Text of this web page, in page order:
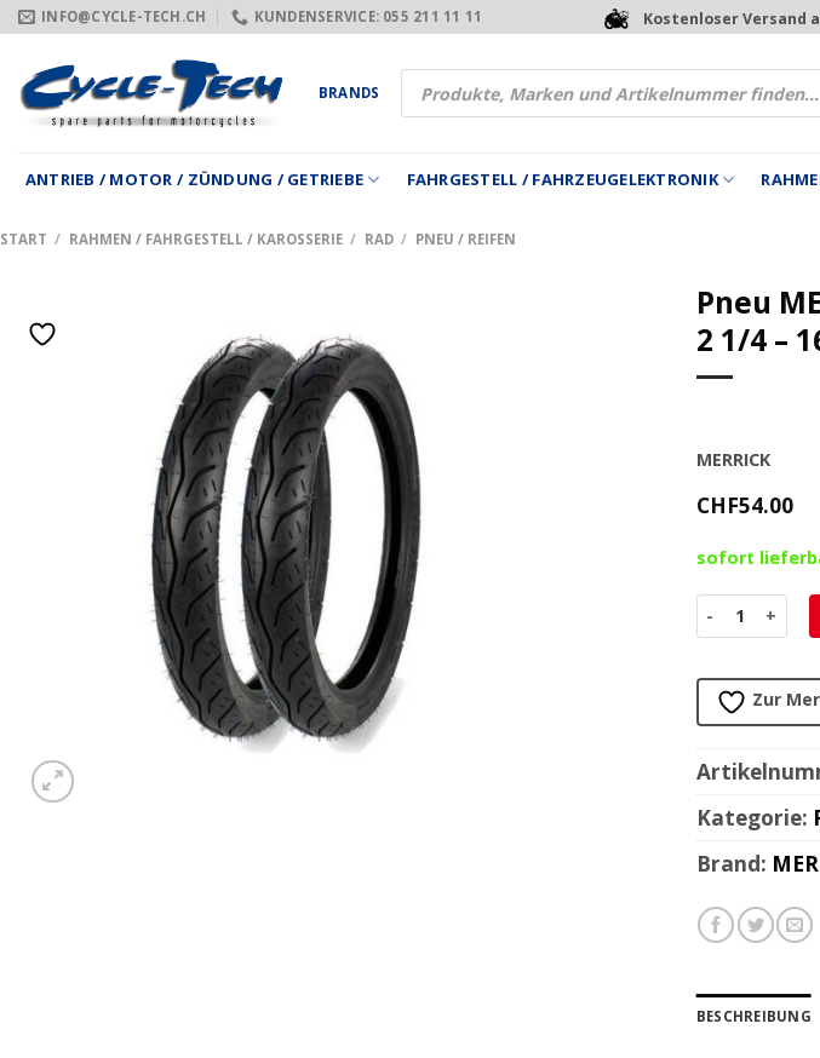
Zum
Inhalt
springen
INFO@CYCLE-TECH.CH KUNDENSERVICE: 055 211 11 11 Kostenloser Versand
BRANDS
Products
search
ANTRIEB / MOTOR / ZÜNDUNG / GETRIEBE FAHRGESTELL / FAHRZEUGELEKTRONIK
START / RAHMEN / FAHRGESTELL / KAROSSERIE / RAD / PNEU / REIFEN
Pneu
2 1/4 –
MERRICK
CHF54.00
sofort
Pneu
Zur
Kategorie:
Brand:
BESCHREIBUNG